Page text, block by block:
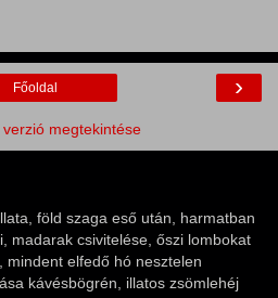
›
Főoldal
megtekintése
föld szaga eső után, harmatban
madarak csivitelése, őszi lombokat
mindent elfedő hó nesztelen
kávésbögrén, illatos zsömlehéj